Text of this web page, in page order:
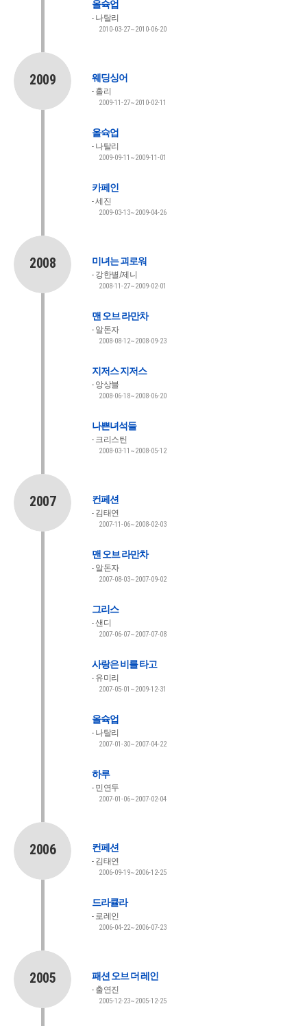
올슉업
나탈리
2010-03-27~2010-06-20
2009 웨딩싱어
홀리
2009-11-27~2010-02-11
올슉업
나탈리
2009-09-11~2009-11-01
카페인
세진
2009-03-13~2009-04-26
2008 미녀는 괴로워
강한별/제니
2008-11-27~2009-02-01
맨 오브 라만차
알돈자
2008-08-12~2008-09-23
지저스 지저스
앙상블
2008-06-18~2008-06-20
나쁜녀석들
크리스틴
2008-03-11~2008-05-12
2007 컨페션
김태연
2007-11-06~2008-02-03
맨 오브 라만차
알돈자
2007-08-03~2007-09-02
그리스
샌디
2007-06-07~2007-07-08
사랑은 비를 타고
유미리
2007-05-01~2009-12-31
올슉업
나탈리
2007-01-30~2007-04-22
하루
민연두
2007-01-06~2007-02-04
2006 컨페션
김태연
2006-09-19~2006-12-25
드라큘라
로레인
2006-04-22~2006-07-23
2005 패션 오브 더 레인
출연진
2005-12-23~2005-12-25